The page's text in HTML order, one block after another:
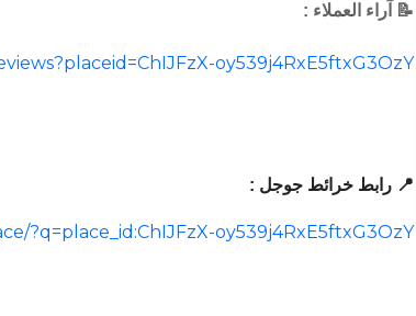
📝 آراء العملاء :
oy539j4RxE5ftxG3OzY
📍 رابط خرائط جوجل :
?q=place_id:ChIJFzX-oy539j4RxE5ftxG3OzY